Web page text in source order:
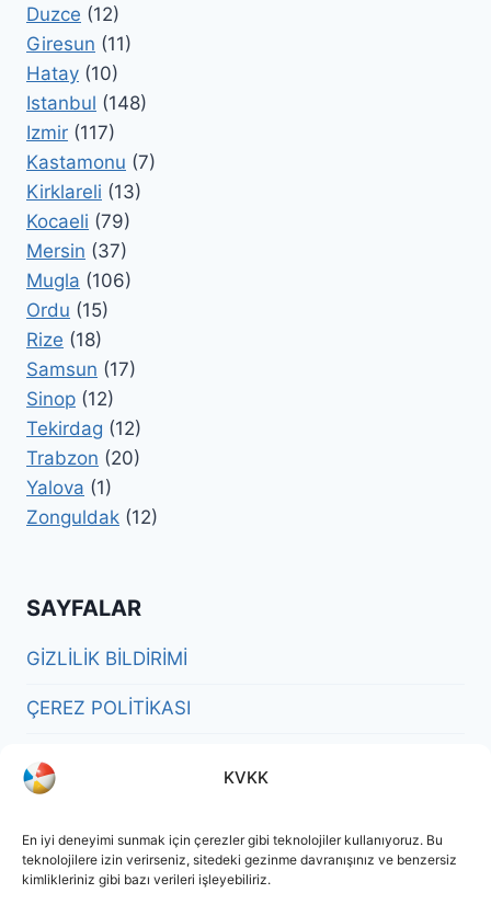
KVKK
En iyi deneyimi sunmak için çerezler gibi teknolojiler kullanıyoruz. Bu
teknolojilere izin verirseniz, sitedeki gezinme davranışınız ve benzersiz
kimlikleriniz gibi bazı verileri işleyebiliriz.
Duzce (12)
Giresun (11)
Hatay (10)
Istanbul (148)
Izmir (117)
Kastamonu (7)
Kirklareli (13)
Kocaeli (79)
Mersin (37)
Mugla (106)
Ordu (15)
Rize (18)
Samsun (17)
Sinop (12)
Tekirdag (12)
Trabzon (20)
Yalova (1)
Zonguldak (12)
SAYFALAR
GİZLİLİK BİLDİRİMİ
ÇEREZ POLİTİKASI
SORUMLULUK REDDİ BEYANI